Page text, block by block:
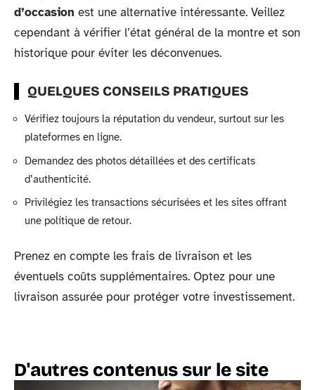
d’occasion est une alternative intéressante. Veillez
cependant à vérifier l’état général de la montre et son
historique pour éviter les déconvenues.
QUELQUES CONSEILS PRATIQUES
Vérifiez toujours la réputation du vendeur, surtout sur les
plateformes en ligne.
Demandez des photos détaillées et des certificats
d’authenticité.
Privilégiez les transactions sécurisées et les sites offrant
une politique de retour.
Prenez en compte les frais de livraison et les
éventuels coûts supplémentaires. Optez pour une
livraison assurée pour protéger votre investissement.
D'autres contenus sur le site